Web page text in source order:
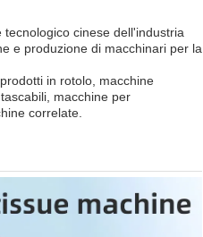
cinese dell'industria
e produzione di macchinari per la
in rotolo, macchine
macchine per
correlate.